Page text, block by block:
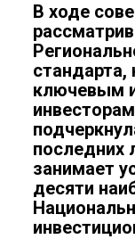
В ходе
ключевым
последних
занимает
десяти